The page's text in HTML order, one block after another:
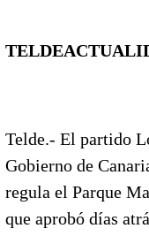
Telde.- El partido
Gobierno de
regula el Parque
que aprobó días